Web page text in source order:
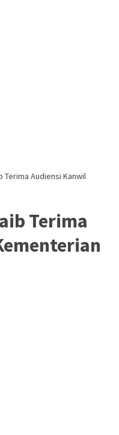
Terima Audiensi Kanwil
Terima